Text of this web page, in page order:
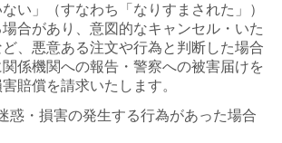
い」（すなわち「なりすまされた」）
合があり、意図的なキャンセル・いた
、悪意ある注文や行為と判断した場合
係機関への報告・警察への被害届けを
賠償を請求いたします。
惑・損害の発生する行為があった場合